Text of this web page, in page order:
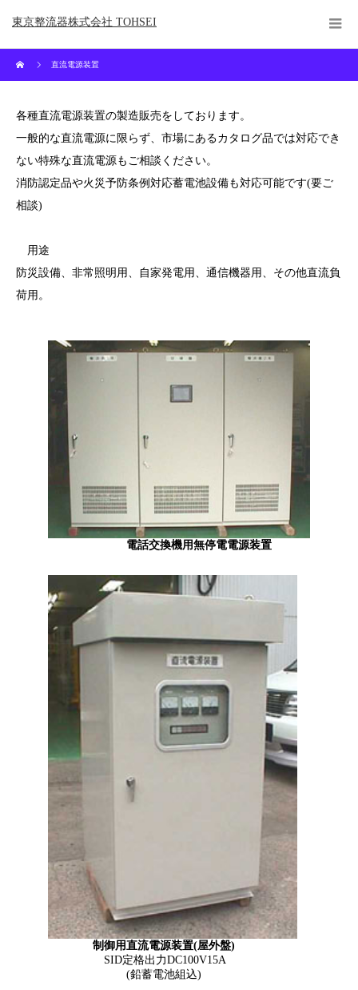
東京整流器株式会社 TOHSEI
直流電源装置
各種直流電源装置の製造販売をしております。
一般的な直流電源に限らず、市場にあるカタログ品では対応でき
ない特殊な直流電源もご相談ください。
消防認定品や火災予防条例対応蓄電池設備も対応可能です(要ご
相談)
用途
防災設備、非常照明用、自家発電用、通信機器用、その他直流負
荷用。
電話交換機用無停電電源装置
制御用直流電源装置(屋外盤)
SID定格出力DC100V15A
(鉛蓄電池組込)